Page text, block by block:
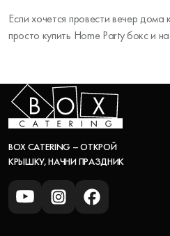
Если хочется провести вечер
просто купить Home Party бокс и
BOX CATERING – ОТКРОЙ
КРЫШКУ, НАЧНИ ПРАЗДНИК